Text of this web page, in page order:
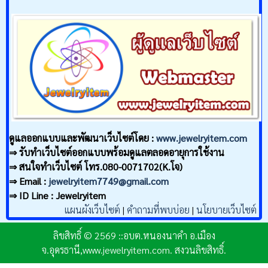
ดูแลออกแบบและพัฒนาเว็บไซต์โดย :www.jewelryitem.com
⇒ รับทำเว็บไซต์ออกแบบพร้อมดูแลตลอดอายุการใช้งาน
⇒ สนใจทำเว็บไซต์ โทร.080-0071702(K.โจ)
⇒ Email : jewelryitem7749@gmail.com
⇒ ID Line : Jewelryitem
แผนผังเว็บไซต์ | คำถามที่พบบ่อย | นโยบายเว็บไซต์
ลิขสิทธิ์ © 2569 ::อบต.หนองนาคำ อ.เมือง
จ.อุดรธานี,www.jewelryitem.com. สงวนลิขสิทธิ์.